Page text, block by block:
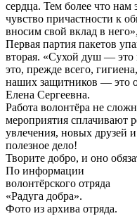
сердца. Тем более что нам
чувство причастности к
вносим свой вклад в
Первая партия пакетов
вторая. «Сухой душ — это
это, прежде всего,
наших защитников — это
Елена Сергеевна.
Работа волонтёра не
мероприятия сплачивают
увлечения, новых друзей
полезное дело!
Творите добро, и оно
По информации
волонтёрского отряда
«Радуга добра».
Фото из архива отряда.